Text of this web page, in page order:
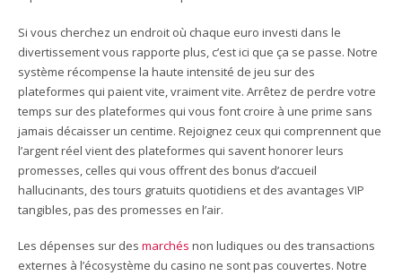
Si vous cherchez un endroit où chaque euro investi dans le
divertissement vous rapporte plus, c’est ici que ça se passe. Notre
système récompense la haute intensité de jeu sur des
plateformes qui paient vite, vraiment vite. Arrêtez de perdre votre
temps sur des plateformes qui vous font croire à une prime sans
jamais décaisser un centime. Rejoignez ceux qui comprennent que
l’argent réel vient des plateformes qui savent honorer leurs
promesses, celles qui vous offrent des bonus d’accueil
hallucinants, des tours gratuits quotidiens et des avantages VIP
tangibles, pas des promesses en l’air.
Les dépenses sur des marchés non ludiques ou des transactions
externes à l’écosystème du casino ne sont pas couvertes. Notre